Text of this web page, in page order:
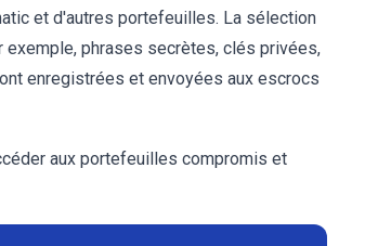
et d'autres portefeuilles. La sélection
phrases secrètes, clés privées,
enregistrées et envoyées aux escrocs
aux portefeuilles compromis et